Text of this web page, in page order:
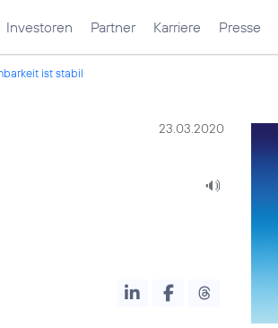
Investoren Partner Karriere Presse
ist stabil
23.03.2020